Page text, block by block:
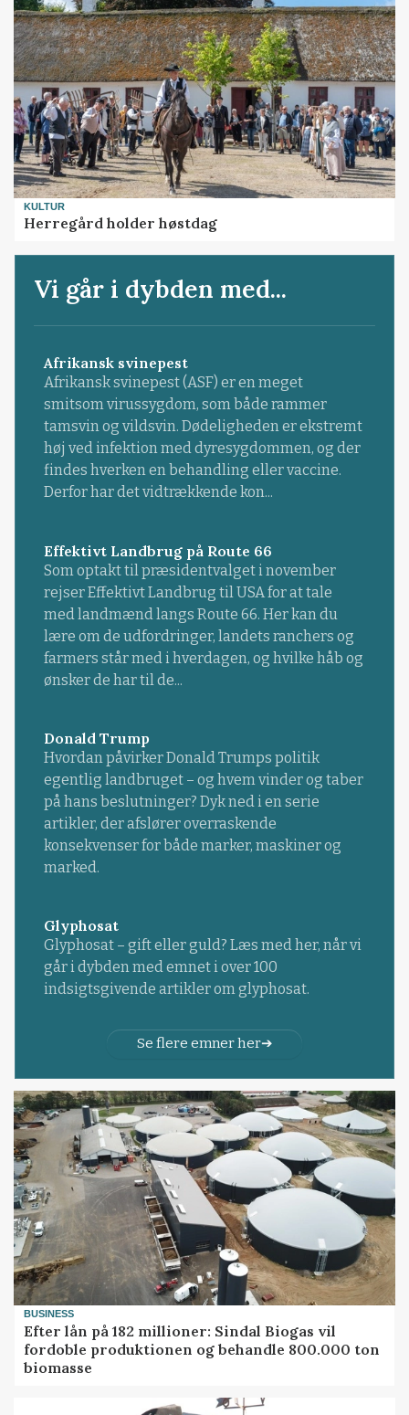
KULTUR
Herregård holder høstdag
Vi går i dybden med...
Afrikansk svinepest
Afrikansk svinepest (ASF) er en meget
smitsom virussygdom, som både rammer
tamsvin og vildsvin. Dødeligheden er ekstremt
høj ved infektion med dyresygdommen, og der
findes hverken en behandling eller vaccine.
Derfor har det vidtrækkende kon...
Effektivt Landbrug på Route 66
Som optakt til præsidentvalget i november
rejser Effektivt Landbrug til USA for at tale
med landmænd langs Route 66. Her kan du
lære om de udfordringer, landets ranchers og
farmers står med i hverdagen, og hvilke håb og
ønsker de har til de...
Donald Trump
Hvordan påvirker Donald Trumps politik
egentlig landbruget – og hvem vinder og taber
på hans beslutninger? Dyk ned i en serie
artikler, der afslører overraskende
konsekvenser for både marker, maskiner og
marked.
Glyphosat
Glyphosat – gift eller guld? Læs med her, når vi
går i dybden med emnet i over 100
indsigtsgivende artikler om glyphosat.
Se flere emner her
BUSINESS
Efter lån på 182 millioner: Sindal Biogas vil
fordoble produktionen og behandle 800.000 ton
biomasse